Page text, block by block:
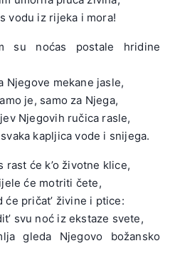
vodu iz rijeka i mora!
su noćas postale hridine
Njegove mekane jasle,
je, samo za Njega,
Njegovih ručica rasle,
kapljica vode i snijega.
rast će k’o životne klice,
će motriti čete,
će pričat’ živine i ptice:
svu noć iz ekstaze svete,
gleda Njegovo božansko